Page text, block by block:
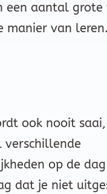
een aantal
manier van leren.
ook nooit
verschillende
op de
dat je niet